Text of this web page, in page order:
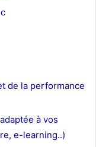
de la performance
à vos
e-learning..)